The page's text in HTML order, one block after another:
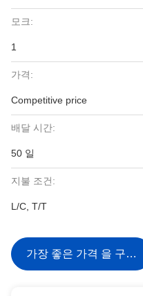
모크:
1
가격:
Competitive price
배달 시간:
50 일
지불 조건:
L/C, T/T
가장 좋은 가격 을 구하라